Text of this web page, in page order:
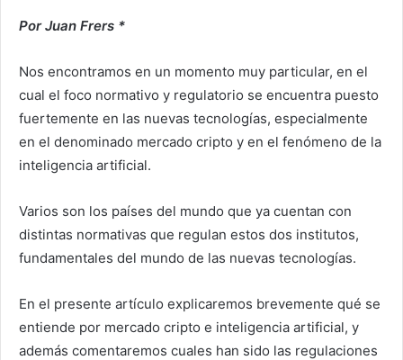
Por Juan Frers *
Nos encontramos en un momento muy particular, en el
cual el foco normativo y regulatorio se encuentra puesto
fuertemente en las nuevas tecnologías, especialmente
en el denominado mercado cripto y en el fenómeno de la
inteligencia artificial.
Varios son los países del mundo que ya cuentan con
distintas normativas que regulan estos dos institutos,
fundamentales del mundo de las nuevas tecnologías.
En el presente artículo explicaremos brevemente qué se
entiende por mercado cripto e inteligencia artificial, y
además comentaremos cuales han sido las regulaciones